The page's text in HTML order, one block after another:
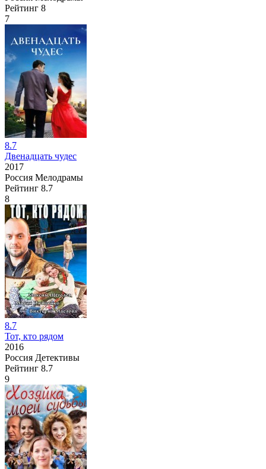
Рейтинг 8
7
8.7
Двенадцать чудес
2017
Россия Мелодрамы
Рейтинг 8.7
8
8.7
Тот, кто рядом
2016
Россия Детективы
Рейтинг 8.7
9